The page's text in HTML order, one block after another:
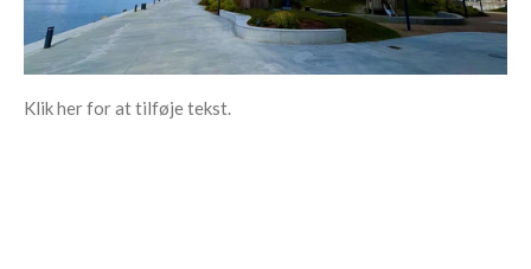
Klik her for at tilføje tekst.